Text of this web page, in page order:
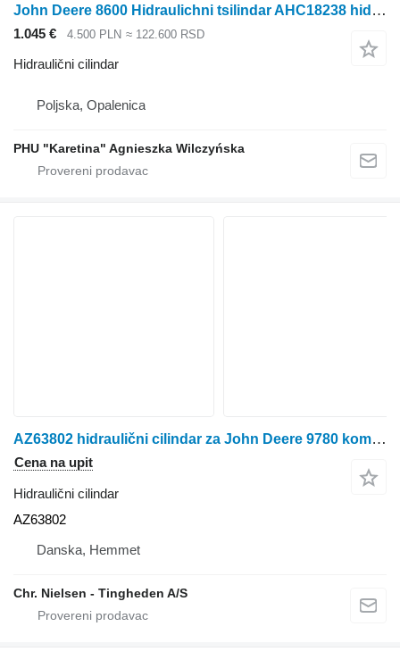
John Deere 8600 Hidraulichni tsilindar AHC18238 hidraulični cilindar za John Deere 8600 krmnog kombajna
1.045 € 4.500 PLN ≈ 122.600 RSD
Hidraulični cilindar
Poljska, Opalenica
PHU "Karetina" Agnieszka Wilczyńska
AZ63802 hidraulični cilindar za John Deere 9780 kombajna za žito
Cena na upit
Hidraulični cilindar
AZ63802
Danska, Hemmet
Chr. Nielsen - Tingheden A/S